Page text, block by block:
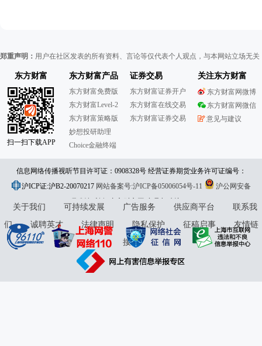
郑重声明： 用户在社区发表的所有资料、言论等仅代表个人观点，与本网站立场无
东方财富
扫一扫下载APP
东方财富产品
东方财富免费版
东方财富Level-2
东方财富策略版
妙想投研助理
Choice金融终端
证券交易
东方财富证券开户
东方财富在线交易
东方财富证券交易
关注东方财富
东方财富网微博
东方财富网微信
意见与建议
信息网络传播视听节目许可证：0908328号 经营证券期货业务许可证编号：
913101046312860336 违法和不良信息举报:021-61278686 举报邮箱：
jubao@eastmoney.com
沪ICP证:沪B2-20070217 网站备案号:沪ICP备05006054号-11
沪公网安备
31010402000120号版权所有:东方财富网意见与建议:4000300059/952500
关于我们 可持续发展 广告服务 供应商平台
联系我
们
诚聘英才 法律声明 隐私保护 征稿启事
友情链
接